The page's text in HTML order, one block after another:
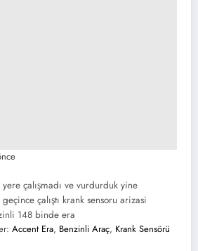
çalışmadı ve vurdurduk yine
çalıştı krank sensoru arizasi
148 binde era
Accent Era, Benzinli Araç, Krank Sensörü